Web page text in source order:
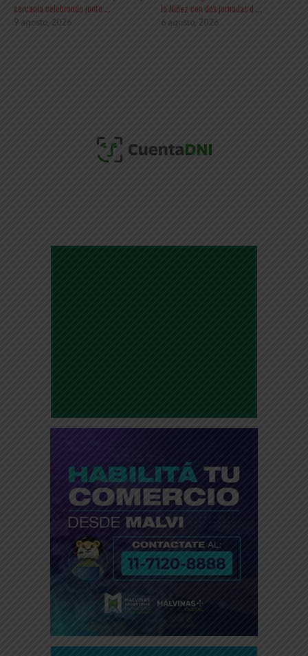
cercanía celebrando junto ...
9 agosto, 2026
la Niñez con dos jornadas d ...
6 agosto, 2026